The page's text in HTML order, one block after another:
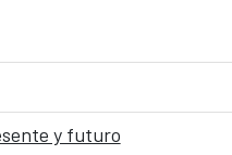
y futuro